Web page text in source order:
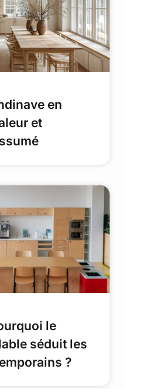
en
et
le
séduit les
?